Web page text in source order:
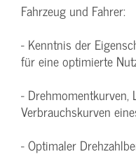
Fahrzeug und Fahrer:
- Kenntnis der
für eine optimierte
- Drehmomentkurven,
Verbrauchskurven
- Optimaler